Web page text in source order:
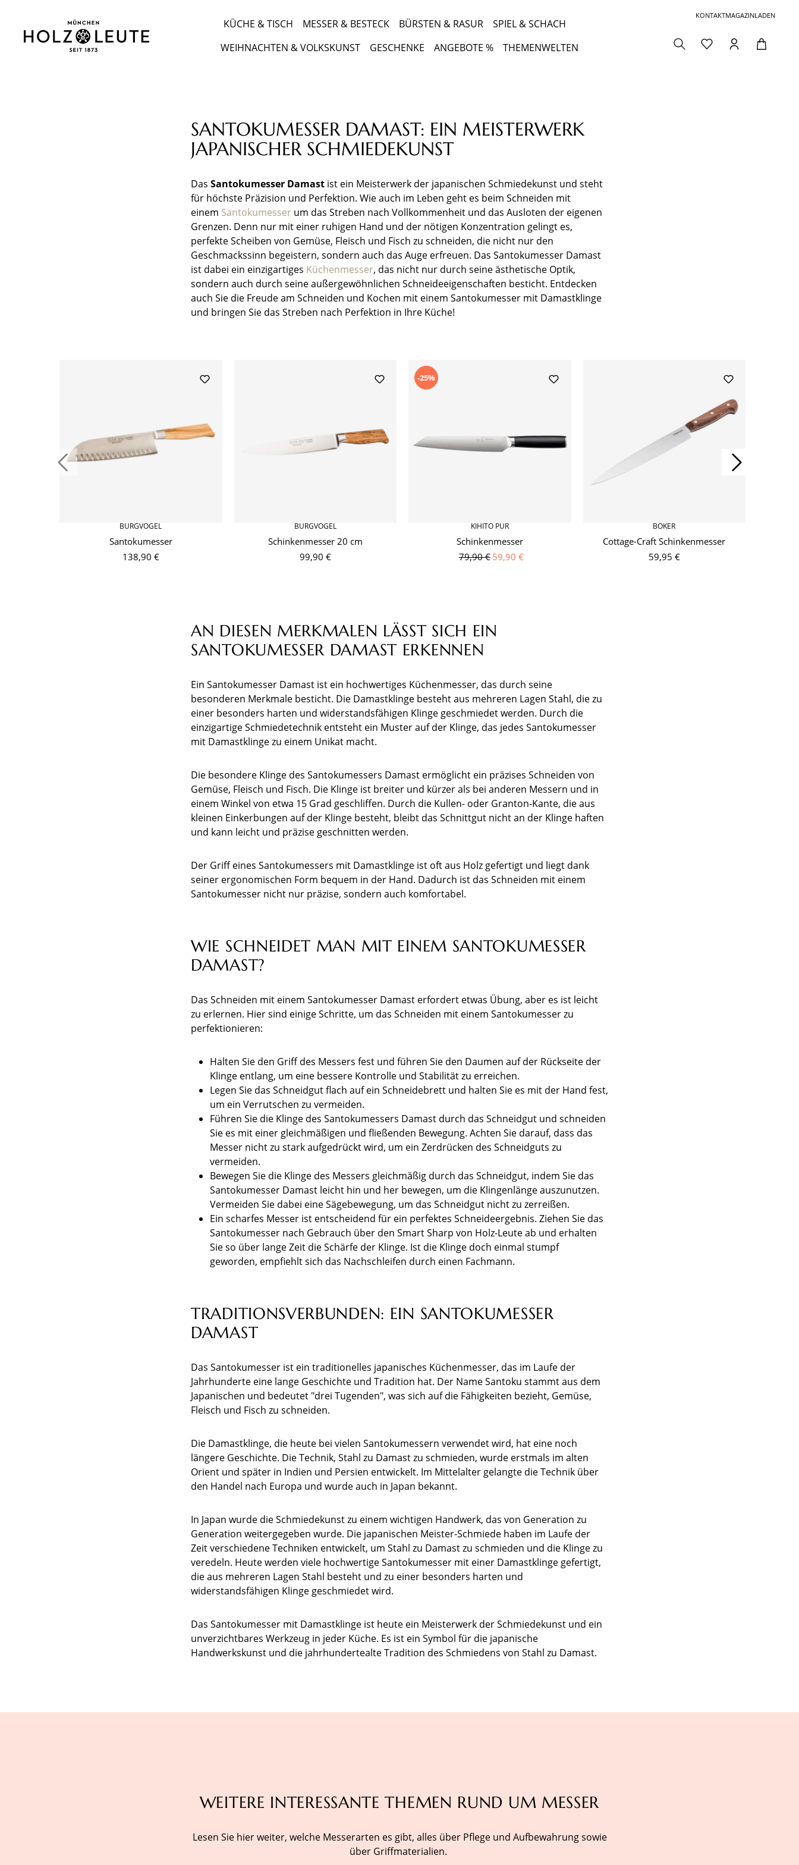
KONTAKTMAGAZINLADEN
KÜCHE & TISCH MESSER & BESTECK BÜRSTEN & RASUR
SPIEL & SCHACH
WEIHNACHTEN & VOLKSKUNST
GESCHENKE ANGEBOTE % THEMENWELTEN
SANTOKUMESSER DAMAST: EIN MEISTERWERK
JAPANISCHER SCHMIEDEKUNST
Das Santokumesser Damast ist ein Meisterwerk der japanischen Schmiedekunst und steht
für höchste Präzision und Perfektion. Wie auch im Leben geht es beim Schneiden mit
einem Santokumesser um das Streben nach Vollkommenheit und das Ausloten der eigenen
Grenzen. Denn nur mit einer ruhigen Hand und der nötigen Konzentration gelingt es,
perfekte Scheiben von Gemüse, Fleisch und Fisch zu schneiden, die nicht nur den
Geschmackssinn begeistern, sondern auch das Auge erfreuen. Das Santokumesser Damast
ist dabei ein einzigartiges Küchenmesser, das nicht nur durch seine ästhetische Optik,
sondern auch durch seine außergewöhnlichen Schneideeigenschaften besticht. Entdecken
auch Sie die Freude am Schneiden und Kochen mit einem Santokumesser mit Damastklinge
und bringen Sie das Streben nach Perfektion in Ihre Küche!
BURGVOGEL
Santokumesser
138,90 €
BURGVOGEL
Schinkenmesser 20 cm
99,90 €
-25%
KIHITO PUR
Schinkenmesser
79,90 € 59,90 €
BÖKER
Cottage-Craft Schinkenmesser
59,95 €
AN DIESEN MERKMALEN LÄSST SICH EIN
SANTOKUMESSER DAMAST ERKENNEN
Ein Santokumesser Damast ist ein hochwertiges Küchenmesser, das durch seine
besonderen Merkmale besticht. Die Damastklinge besteht aus mehreren Lagen Stahl, die zu
einer besonders harten und widerstandsfähigen Klinge geschmiedet werden. Durch die
einzigartige Schmiedetechnik entsteht ein Muster auf der Klinge, das jedes Santokumesser
mit Damastklinge zu einem Unikat macht.
Die besondere Klinge des Santokumessers Damast ermöglicht ein präzises Schneiden von
Gemüse, Fleisch und Fisch. Die Klinge ist breiter und kürzer als bei anderen Messern und in
einem Winkel von etwa 15 Grad geschliffen. Durch die Kullen- oder Granton-Kante, die aus
kleinen Einkerbungen auf der Klinge besteht, bleibt das Schnittgut nicht an der Klinge haften
und kann leicht und präzise geschnitten werden.
Der Griff eines Santokumessers mit Damastklinge ist oft aus Holz gefertigt und liegt dank
seiner ergonomischen Form bequem in der Hand. Dadurch ist das Schneiden mit einem
Santokumesser nicht nur präzise, sondern auch komfortabel.
WIE SCHNEIDET MAN MIT EINEM SANTOKUMESSER
DAMAST?
Das Schneiden mit einem Santokumesser Damast erfordert etwas Übung, aber es ist leicht
zu erlernen. Hier sind einige Schritte, um das Schneiden mit einem Santokumesser zu
perfektionieren:
Halten Sie den Griff des Messers fest und führen Sie den Daumen auf der Rückseite der
Klinge entlang, um eine bessere Kontrolle und Stabilität zu erreichen.
Legen Sie das Schneidgut flach auf ein Schneidebrett und halten Sie es mit der Hand fest,
um ein Verrutschen zu vermeiden.
Führen Sie die Klinge des Santokumessers Damast durch das Schneidgut und schneiden
Sie es mit einer gleichmäßigen und fließenden Bewegung. Achten Sie darauf, dass das
Messer nicht zu stark aufgedrückt wird, um ein Zerdrücken des Schneidguts zu
vermeiden.
Bewegen Sie die Klinge des Messers gleichmäßig durch das Schneidgut, indem Sie das
Santokumesser Damast leicht hin und her bewegen, um die Klingenlänge auszunutzen.
Vermeiden Sie dabei eine Sägebewegung, um das Schneidgut nicht zu zerreißen.
Ein scharfes Messer ist entscheidend für ein perfektes Schneideergebnis. Ziehen Sie das
Santokumesser nach Gebrauch über den Smart Sharp von Holz-Leute ab und erhalten
Sie so über lange Zeit die Schärfe der Klinge. Ist die Klinge doch einmal stumpf
geworden, empfiehlt sich das Nachschleifen durch einen Fachmann.
TRADITIONSVERBUNDEN: EIN SANTOKUMESSER
DAMAST
Das Santokumesser ist ein traditionelles japanisches Küchenmesser, das im Laufe der
Jahrhunderte eine lange Geschichte und Tradition hat. Der Name Santoku stammt aus dem
Japanischen und bedeutet "drei Tugenden", was sich auf die Fähigkeiten bezieht, Gemüse,
Fleisch und Fisch zu schneiden.
Die Damastklinge, die heute bei vielen Santokumessern verwendet wird, hat eine noch
längere Geschichte. Die Technik, Stahl zu Damast zu schmieden, wurde erstmals im alten
Orient und später in Indien und Persien entwickelt. Im Mittelalter gelangte die Technik über
den Handel nach Europa und wurde auch in Japan bekannt.
In Japan wurde die Schmiedekunst zu einem wichtigen Handwerk, das von Generation zu
Generation weitergegeben wurde. Die japanischen Meister-Schmiede haben im Laufe der
Zeit verschiedene Techniken entwickelt, um Stahl zu Damast zu schmieden und die Klinge zu
veredeln. Heute werden viele hochwertige Santokumesser mit einer Damastklinge gefertigt,
die aus mehreren Lagen Stahl besteht und zu einer besonders harten und
widerstandsfähigen Klinge geschmiedet wird.
Das Santokumesser mit Damastklinge ist heute ein Meisterwerk der Schmiedekunst und ein
unverzichtbares Werkzeug in jeder Küche. Es ist ein Symbol für die japanische
Handwerkskunst und die jahrhundertealte Tradition des Schmiedens von Stahl zu Damast.
WEITERE INTERESSANTE THEMEN RUND UM MESSER
Lesen Sie hier weiter, welche Messerarten es gibt, alles über Pflege und Aufbewahrung sowie
über Griffmaterialien.